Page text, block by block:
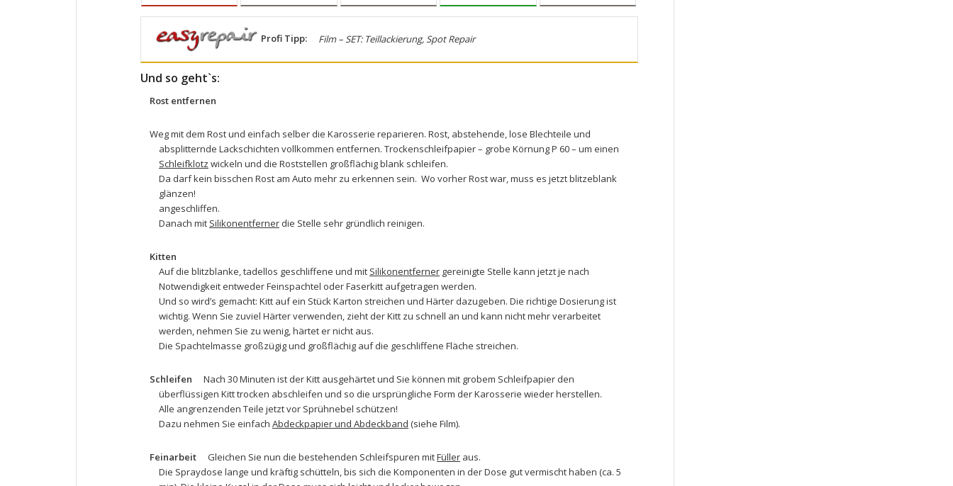
Profi Tipp: Film – SET: Teillackierung, Spot Repair
Und so geht`s:
Rost entfernen
Weg mit dem Rost und einfach selber die Karosserie reparieren. Rost, abstehende, lose Blechteile und
absplitternde Lackschichten vollkommen entfernen. Trockenschleifpapier– grobe Körnung P 60 – um einen
Schleifklotz wickeln und die Roststellen großflächig blank schleifen.
Da darf kein bisschen Rost am Auto mehr zu erkennen sein. Wo vorher Rost war, muss es jetzt blitzeblank
glänzen!
angeschliffen.
Danach mit Silikonentferner die Stelle sehr gründlich reinigen.
Kitten
Auf die blitzblanke, tadellos geschliffene und mit Silikonentferner gereinigte Stelle kann jetzt je nach
Notwendigkeit entwederFeinspachtel oderFaserkitt aufgetragen werden.
Und so wird’s gemacht: Kitt auf ein Stück Karton streichen und Härter dazugeben. Die richtige Dosierung ist
wichtig. Wenn Sie zuviel Härter verwenden, zieht der Kitt zu schnell an und kann nicht mehr verarbeitet
werden, nehmen Sie zu wenig, härtet er nicht aus.
Die Spachtelmasse großzügig und großflächig auf die geschliffene Fläche streichen.
Schleifen Nach 30 Minuten ist der Kitt ausgehärtet und Sie können mit grobem Schleifpapier den
überflüssigen Kitt trocken abschleifen und so die ursprüngliche Form der Karosserie wieder herstellen.
Alle angrenzenden Teile jetzt vor Sprühnebel schützen!
Dazu nehmen Sie einfach Abdeckpapier und Abdeckband (siehe Film).
Feinarbeit Gleichen Sie nun die bestehenden Schleifspuren mitFüller aus.
Die Spraydose lange und kräftig schütteln, bis sich die Komponenten in der Dose gut vermischt haben (ca. 5